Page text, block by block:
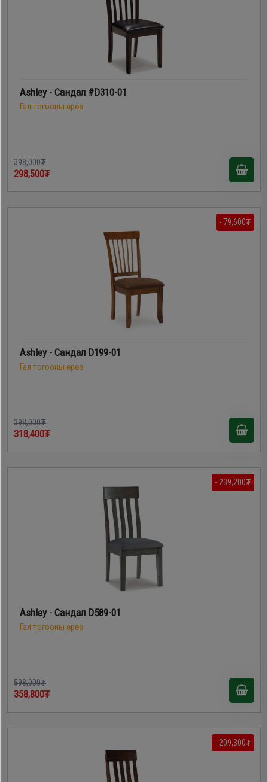
Ashley - Сандал #D310-01
Гал тогооны өрөө
398,000₮
298,500₮
- 79,600₮
Ashley - Сандал D199-01
Гал тогооны өрөө
398,000₮
318,400₮
- 239,200₮
Ashley - Сандал D589-01
Гал тогооны өрөө
598,000₮
358,800₮
- 209,300₮